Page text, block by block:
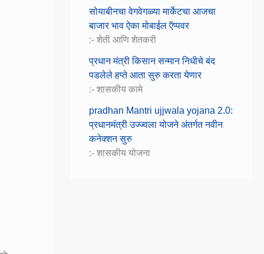
सोयाबीनचा वेगवेगळ्या मार्केटचा आजचा
बाजार भाव ऐका मोबाईल ऍप्पवर
:- शेती आणि शेतकरी
प्रधान मंत्री किसान सन्मान निधीचे बंद
पडलेले हप्ते आता सुरु करता येणार
:- शासकीय कामे
pradhan Mantri ujjwala yojana 2.0:
प्रधानमंत्री उज्ज्वला योजने अंतर्गत नवीन
कनेक्शन सुरु
:- शासकीय योजना